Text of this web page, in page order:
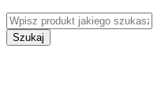
Szukaj